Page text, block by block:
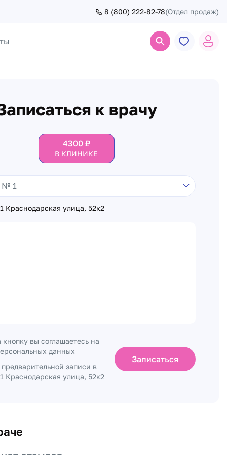
8 (800) 222-82-78(Отдел продаж)
к врачу
4300₽
В КЛИНИКЕ
Краснодарская улица, 52к2
вы соглашаетесь на
данных
предварительной записи в
Краснодарская улица, 52к2
Записаться